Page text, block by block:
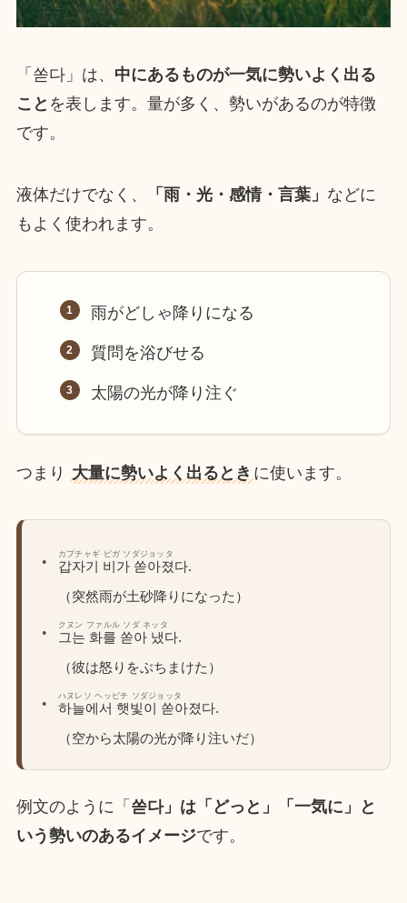
「쏟다」は、 中にあるものが一気に勢いよく出る
こと を表します。量が多く、勢いがあるのが特徴
です。
液体だけでなく、 「雨・光・感情・言葉」 などに
もよく使われます。
雨がどしゃ降りになる
質問を浴びせる
太陽の光が降り注ぐ
つまり 大量に勢いよく出るとき に使います。
갑자기 비가 쏟아졌다.
カプチャギ ピガ ソダジョッタ
（突然雨が土砂降りになった）
그는 화를 쏟아 냈다.
クヌン ファルル ソダ ネッタ
（彼は怒りをぶちまけた）
하늘에서 햇빛이 쏟아졌다.
ハヌレソ ヘッピチ ソダジョッタ
（空から太陽の光が降り注いだ）
例文のように「 쏟다」は「どっと」「一気に」と
いう勢いのあるイメージです。